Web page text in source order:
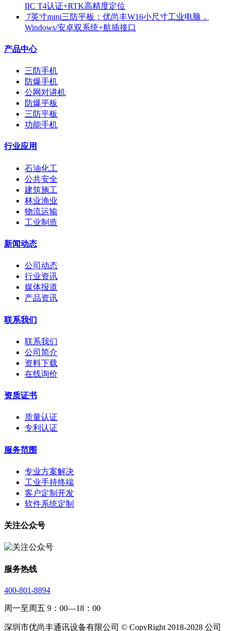
IIC T4认证+RTK高精度定位
​ 7英寸mini三防平板：优尚丰W16小尺寸工业电脑，
Windows/安卓双系统+航插接口
产品中心
三防手机
防爆手机
公网对讲机
防爆平板
三防平板
功能手机
行业应用
石油化工
公共安全
建筑施工
林业渔业
物流运输
工业制造
新闻动态
公司动态
行业资讯
媒体报道
产品资讯
联系我们
联系我们
公司简介
资料下载
在线询价
资质证书
质量认证
专利认证
服务范围
专业方案解决
工业手持终端
客户定制开发
软件系统定制
关注公众号
服务热线
400-801-8894
周一至周五 9：00—18：00
深圳市优尚丰通讯设备有限公司 © CopyRight 2018-2028 公司